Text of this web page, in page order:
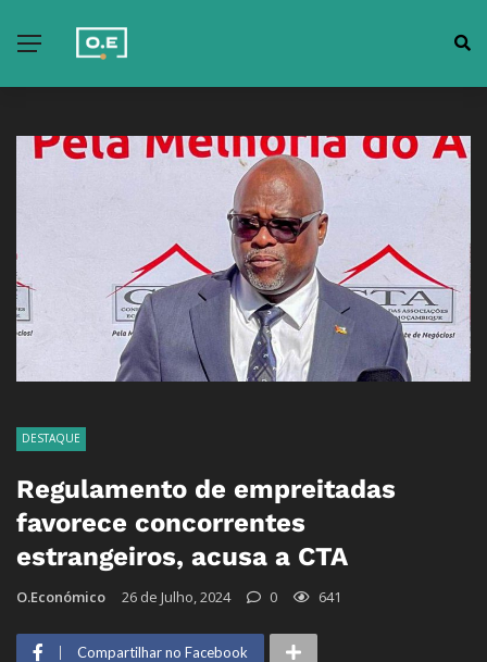
DESTAQUE
Regulamento de empreitadas
favorece concorrentes
estrangeiros, acusa a CTA
O.Económico 26 de Julho, 2024 0 641
Compartilhar no Facebook